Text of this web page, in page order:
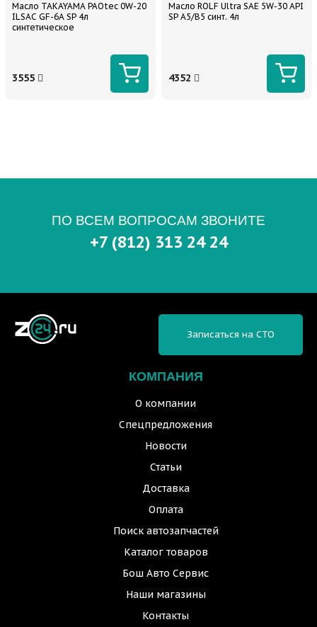
Масло TAKAYAMA PAOtec 0W-20
ILSAC GF-6A SP 4л
синтетическое
3555
Масло ROLF Ultra SAE 5W-30 API
SP A5/B5 синт. 4л
4352
ПО ВСЕМ ВОПРОСАМ ЗВОНИТЕ
+7 (812) 313 24 24
КОМПАНИЯ
О компании
Спецпредложения
Новости
Статьи
Доставка
Оплата
Поиск автозапчастей
Каталог товаров
Бош Авто Сервис
Наши магазины
Контакты
Записаться на СТО